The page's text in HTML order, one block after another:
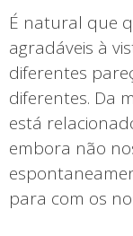
É natural que
agradáveis à
diferentes
diferentes. Da
está
embora não
para com os